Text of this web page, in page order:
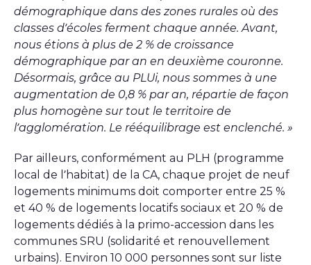
démographique dans des zones rurales où des
classes d’écoles ferment chaque année. Avant,
nous étions à plus de 2 % de croissance
démographique par an en deuxième couronne.
Désormais, grâce au PLUi, nous sommes à une
augmentation de 0,8 % par an, répartie de façon
plus homogène sur tout le territoire de
l’agglomération. Le rééquilibrage est enclenché. »
Par ailleurs, conformément au PLH (programme
local de l’habitat) de la CA, chaque projet de neuf
logements minimums doit comporter entre 25 %
et 40 % de logements locatifs sociaux et 20 % de
logements dédiés à la primo-accession dans les
communes SRU (solidarité et renouvellement
urbains). Environ 10 000 personnes sont sur liste